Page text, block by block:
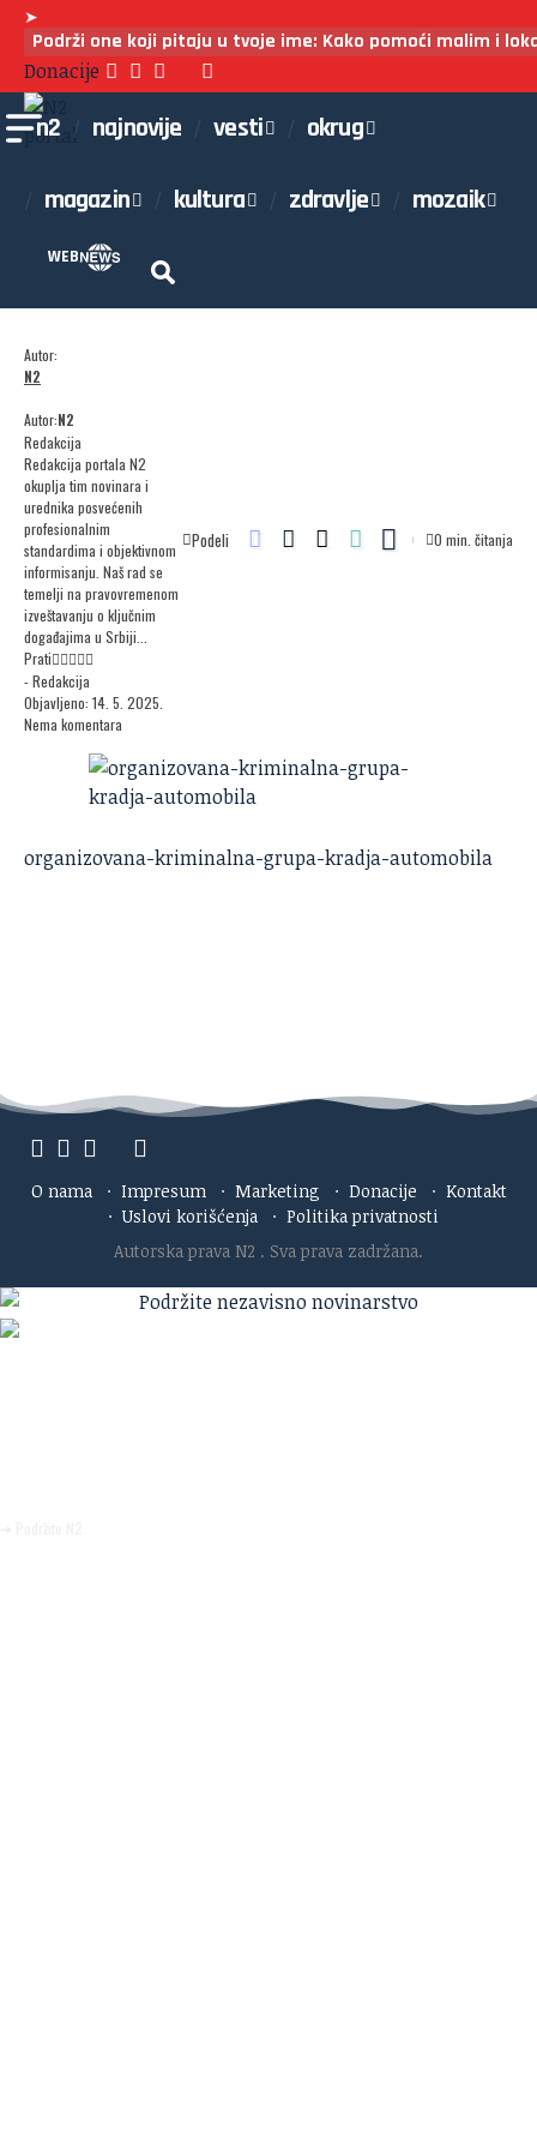
➤
Podrži one koji pitaju u tvoje ime: Kako pomoći malim i
Donacije
n2 najnovije vesti okrug
magazin kultura zdravlje mozaik
WEB
Autor:
N2
Autor:N2
Redakcija
Redakcija portala N2
okuplja tim novinara i
urednika posvećenih
profesionalnim
standardima i objektivnom
informisanju. Naš rad se
temelji na pravovremenom
izveštavanju o ključnim
događajima u Srbiji...
Prati
- Redakcija
Objavljeno: 14. 5. 2025.
Nema komentara
Podeli 0 min. čitanja
organizovana-kriminalna-grupa-kradja-automobila
O nama · Impresum · Marketing · Donacije · Kontakt
· Uslovi korišćenja · Politika privatnosti
Autorska prava N2 . Sva prava zadržana.